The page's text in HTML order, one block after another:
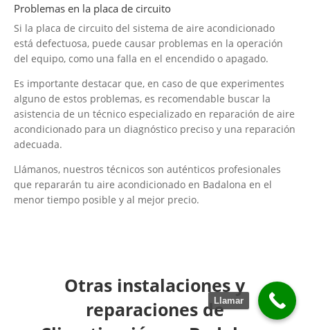
Problemas en la placa de circuito
Si la placa de circuito del sistema de aire acondicionado
está defectuosa, puede causar problemas en la operación
del equipo, como una falla en el encendido o apagado.
Es importante destacar que, en caso de que experimentes
alguno de estos problemas, es recomendable buscar la
asistencia de un técnico especializado en reparación de aire
acondicionado para un diagnóstico preciso y una reparación
adecuada.
Llámanos, nuestros técnicos son auténticos profesionales
que repararán tu aire acondicionado en Badalona en el
menor tiempo posible y al mejor precio.
Otras instalaciones y
reparaciones deLlamar